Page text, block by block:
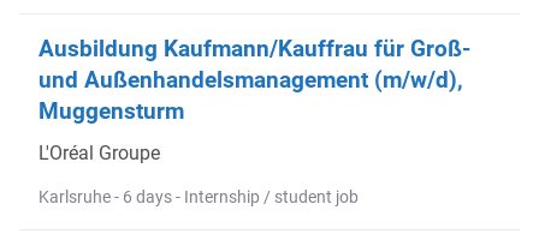
Ausbildung Kaufmann/Kauffrau für Groß-
und Außenhandelsmanagement (m/w/d),
Muggensturm
L'Oréal Groupe
Karlsruhe - 6 days - Internship / student job